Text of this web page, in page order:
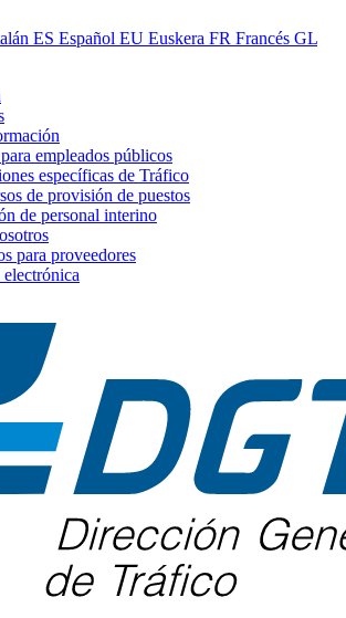
ES Español EU Euskera FR Francés GL
empleados públicos
específicas de Tráfico
de provisión de puestos
de personal interino
para proveedores
electrónica